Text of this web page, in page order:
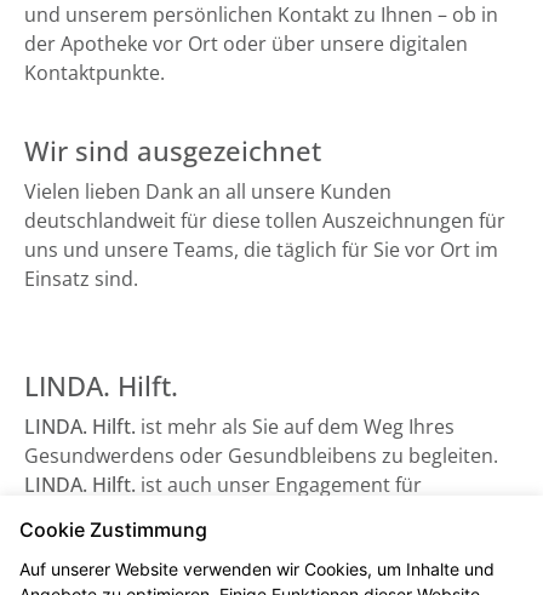
und unserem persönlichen Kontakt zu Ihnen – ob in
der Apotheke vor Ort oder über unsere digitalen
Kontaktpunkte.
Wir sind ausgezeichnet
Vielen lieben Dank an all unsere Kunden
deutschlandweit für diese tollen Auszeichnungen für
uns und unsere Teams, die täglich für Sie vor Ort im
Einsatz sind.
LINDA. Hilft.
LINDA. Hilft. ist mehr als Sie auf dem Weg Ihres
Gesundwerdens oder Gesundbleibens zu begleiten.
LINDA. Hilft. ist auch unser Engagement für
angewiesen sind - sowie beispielsweise der
Bundesverband Kinderhospiz e. V. Schauen Sie gerne
Cookie Zustimmung
Auf unserer Website verwenden wir Cookies, um Inhalte und